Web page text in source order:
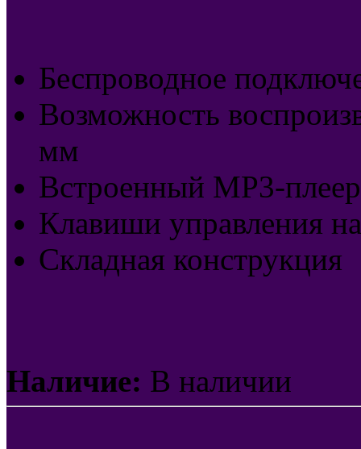
Беспроводное
Возможность
мм
Встроенный MP3-плеер
Клавиши управления
Складная конструкция
Наличие: В наличии